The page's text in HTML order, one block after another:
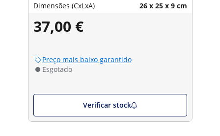
Dimensões (CxLxA) 26 x 25 x 9 cm
37,00 €
Preço mais baixo garantido
Esgotado
Verificar stock